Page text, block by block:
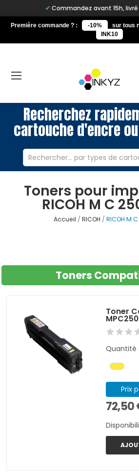
Commandez avant 15h, livré
Première commande ? : -10%
sur tous
INK10
Recherchez
cartouche d'encre
Toners pour
RICOH M C
Accueil RICOH RICOH M
Toners
Toner
Quantité
Prix
72,50